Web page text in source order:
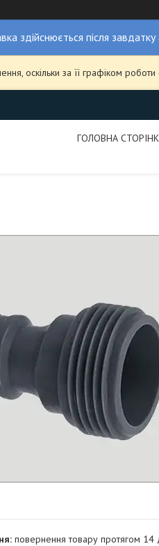
здійснюється після
оскільки за її графіком
ГОЛОВНА
повернення товару протягом 14